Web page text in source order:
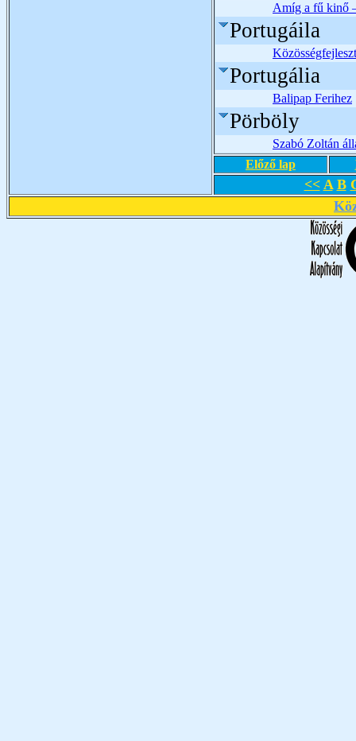
Amíg a fű kinő
Portugáila
Portugália
Balipap Ferihez
Pörböly
Szabó Zoltán
Előző lap
<< A B